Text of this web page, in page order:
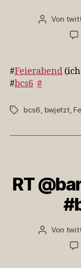
Von
#Feierabend
#bcs6 #
Schlagwörter
bcs6 bwjetzt,
RT
Von